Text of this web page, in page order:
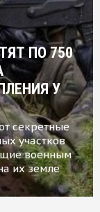
ПО 750
У
секретные
участков
военным
их земле